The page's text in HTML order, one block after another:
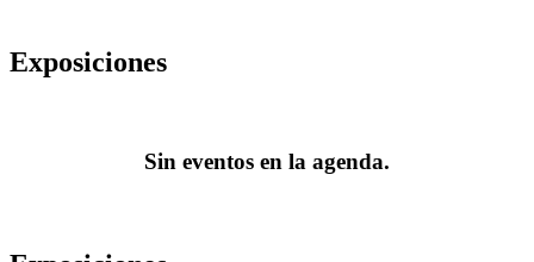
Exposiciones
Sin eventos en la agenda.